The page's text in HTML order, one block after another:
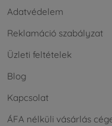
Adatvédelem
Reklamáció szabályzat
Üzleti feltételek
Blog
Kapcsolat
ÁFA nélküli vásárlás